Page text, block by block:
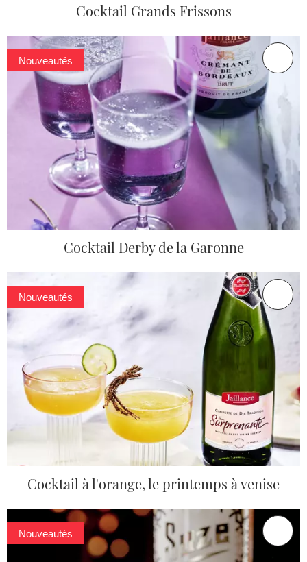
Cocktail Grands Frissons
Nouveautés
Cocktail Derby de la Garonne
Nouveautés
Cocktail à l'orange, le printemps à venise
Nouveautés